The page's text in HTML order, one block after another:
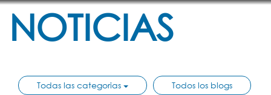
NOTICIAS
Todas las categorias Todos los blogs